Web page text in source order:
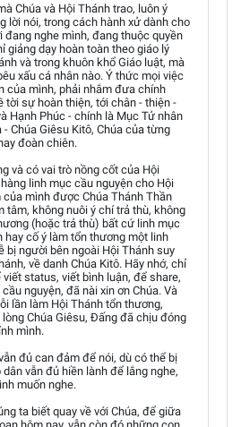
Chúa và Hội Thánh trao, luôn ý
lời nói, trong cách hành xử dành cho
đang nghe mình, đang thuộc quyền
giảng dạy hoàn toàn theo giáo lý
và trong khuôn khổ Giáo luật, mà
xấu cá nhân nào. Ý thức mọi việc
của mình, phải nhắm đưa chính
tời sự hoàn thiện, tới chân - thiện -
Hạnh Phúc - chính là Mục Tử nhân
Chúa Giêsu Kitô, Chúa của từng
đoàn chiên.
và có vai trò nồng cốt của Hội
linh mục cầu nguyện cho Hội
mình được Chúa Thánh Thần
tâm, không nuôi ý chí trả thù, không
(hoặc trả thù) bất cứ linh mục
hay cố ý làm tổn thương một linh
bị người bên ngoài Hội Thánh suy
về danh Chúa Kitô. Hãy nhớ, chỉ
status, viết bình luận, để share,
nguyện, đã nài xin ơn Chúa. Và
lần làm Hội Thánh tổn thương,
Chúa Giêsu, Đấng đã chịu đóng
mình.
đủ can đảm để nói, dù có thể bị
vẫn đủ hiền lành để lắng nghe,
muốn nghe.
ta biết quay về với Chúa, để giữa